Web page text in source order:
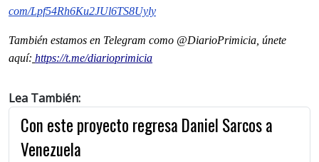
com/Lpf54Rh6Ku2JUl6TS8Uyly
También estamos en Telegram como @DiarioPrimicia, únete
aquí: https://t.me/diarioprimicia
Lea También:
Con este proyecto regresa Daniel Sarcos a
Venezuela